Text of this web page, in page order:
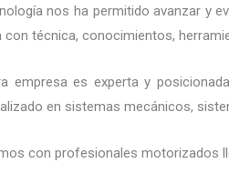
nos ha permitido avanzar y
con técnica, conocimientos,
empresa es experta y
en sistemas mecánicos,
con profesionales motorizados